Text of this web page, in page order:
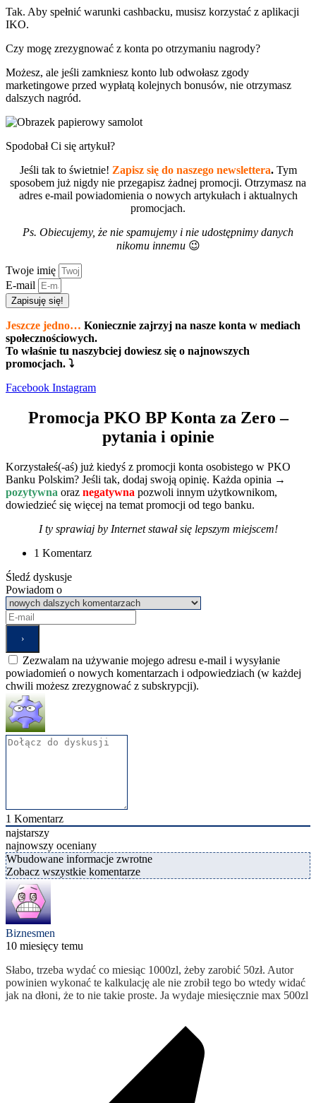
Tak. Aby spełnić warunki cashbacku, musisz korzystać z aplikacji
IKO.
Czy mogę zrezygnować z konta po otrzymaniu nagrody?
Możesz, ale jeśli zamkniesz konto lub odwołasz zgody
marketingowe przed wypłatą kolejnych bonusów, nie otrzymasz
dalszych nagród.
Spodobał Ci się artykuł?
Jeśli tak to świetnie! Zapisz się do naszego newslettera.Tym
sposobem już nigdy nie przegapisz żadnej promocji. Otrzymasz na
adres e-mail powiadomienia o nowych artykułach i aktualnych
promocjach.
Ps. Obiecujemy, że nie spamujemy i nie udostępnimy danych
nikomu innemu😉
Twoje imię
E-mail
Zapisuję się!
Jeszcze jedno… Koniecznie zajrzyj na nasze konta w mediach
społecznościowych.
To właśnie tu naszybciej dowiesz się o najnowszych
promocjach. ⤵
Facebook Instagram
Promocja PKO BP Konta za Zero –
pytania i opinie
Korzystałeś(-aś) już kiedyś z promocji konta osobistego w PKO
Banku Polskim? Jeśli tak, dodaj swoją opinię. Każda opinia →
pozytywna oraz negatywna pozwoli innym użytkownikom,
dowiedzieć się więcej na temat promocji od tego banku.
I ty sprawiaj by Internet stawał się lepszym miejscem!
1 Komentarz
Śledź dyskusje
Powiadom o
Zezwalam na używanie mojego adresu e-mail i wysyłanie
powiadomień o nowych komentarzach i odpowiedziach (w każdej
chwili możesz zrezygnować z subskrypcji).
1 Komentarz
najstarszy
najnowszy oceniany
Wbudowane informacje zwrotne
Zobacz wszystkie komentarze
Biznesmen
10 miesięcy temu
Słabo, trzeba wydać co miesiąc 1000zl, żeby zarobić 50zł. Autor
powinien wykonać te kalkulację ale nie zrobił tego bo wtedy widać
jak na dłoni, że to nie takie proste. Ja wydaje miesięcznie max 500zl